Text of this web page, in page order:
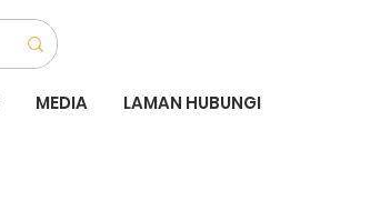
MEDIA LAMAN HUBUNGI